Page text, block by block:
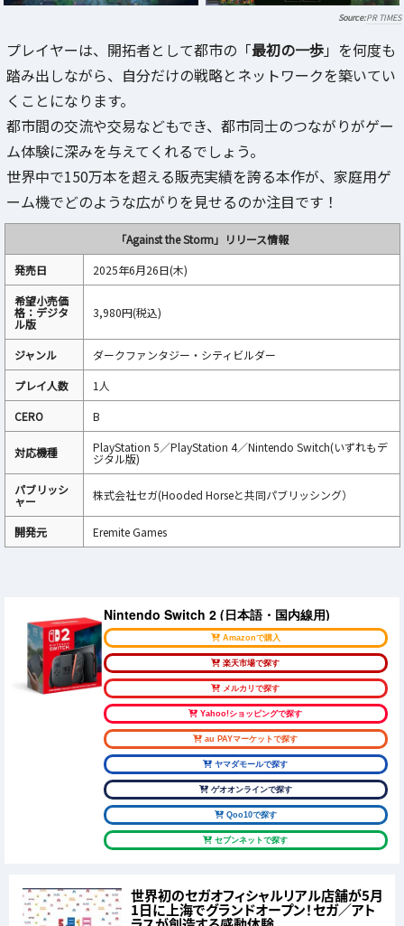
PR TIMES
プレイヤーは、開拓者として都市の「最初の一歩」を何度も
踏み出しながら、自分だけの戦略とネットワークを築いてい
くことになります。
都市間の交流や交易などもでき、都市同士のつながりがゲー
ム体験に深みを与えてくれるでしょう。
世界中で150万本を超える販売実績を誇る本作が、家庭用ゲ
ーム機でどのような広がりを見せるのか注目です！
「Against the Storm」リリース情報
発売日
2025年6月26日(木)
希望小売価
格：デジタ
ル版
3,980円(税込)
ジャンル
ダークファンタジー・シティビルダー
プレイ人数
1人
CERO
B
対応機種 PlayStation 5／PlayStation 4／Nintendo Switch(いずれもデ
ジタル版)
パブリッシ
ャー 株式会社セガ(Hooded Horseと共同パブリッシング）
開発元 Eremite Games
Nintendo Switch 2 (日本語・国内線用)
Amazonで購入
楽天市場で探す
メルカリで探す
Yahoo!ショッピングで探す
au PAYマーケットで探す
ヤマダモールで探す
ゲオオンラインで探す
Qoo10で探す
セブンネットで探す
世界初のセガオフィシャルリアル店舗が5月
1日に上海でグランドオープン！セガ／アト